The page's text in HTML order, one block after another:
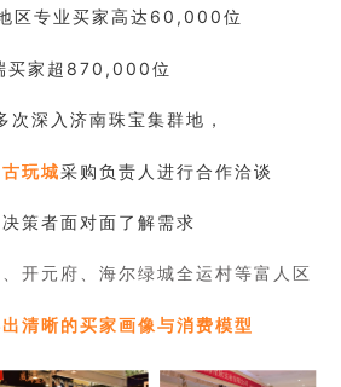
区专业买家高达60,000位
买家超870,000位
次深入济南珠宝集群地，
玩城采购负责人进行合作洽谈
策者面对面了解需求
开元府、海尔绿城全运村等富人区
清晰的买家画像与消费模型